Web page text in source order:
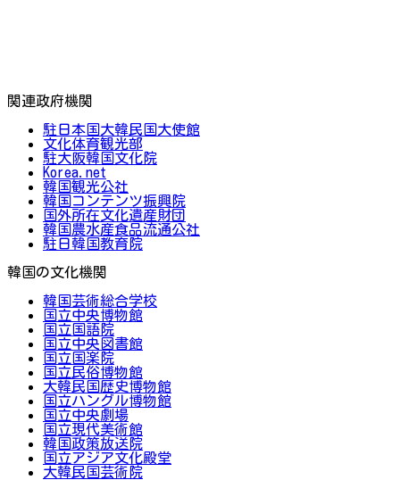
関連政府機関
駐日本国大韓民国大使館
文化体育観光部
駐大阪韓国文化院
Korea.net
韓国観光公社
韓国コンテンツ振興院
国外所在文化遺産財団
韓国農水産食品流通公社
駐日韓国教育院
韓国の文化機関
韓国芸術総合学校
国立中央博物館
国立国語院
国立中央図書館
国立国楽院
国立民俗博物館
大韓民国歴史博物館
国立ハングル博物館
国立中央劇場
国立現代美術館
韓国政策放送院
国立アジア文化殿堂
大韓民国芸術院